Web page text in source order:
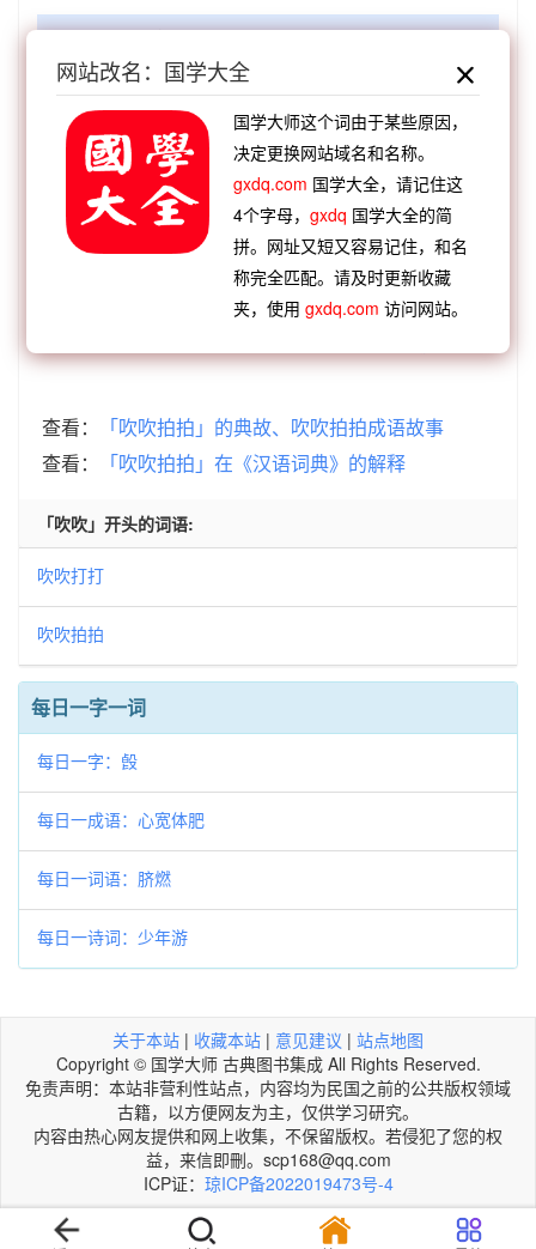
吹吹拍拍 成语接龙
【顺接】：拍案叫绝 拍案叫絶 拍手称快
拍案称
拍案而起 拍洪崖肩 拍手打掌
拍掌为定
【顺接】： 应节合拍 吹吹拍拍 三言二拍
一手独
劈劈拍拍
【逆接】：
桓伊独吹 横汾歌吹 大鼓大吹
南郭之
横汾鼓吹 诗肠鼓吹
齐竽混吹
吹箫伍员 吹竽混真
吹箫引
查看：
「吹吹拍拍」的典故、吹吹拍拍成语故事
查看：
「吹吹拍拍」在《汉语词典》的解释
「吹吹」开头的词语:
吹吹打打
吹吹拍拍
每日一字一词
每日一字：㲃
每日一成语：心宽体肥
每日一词语：脐燃
每日一诗词：少年游
关于本站 | 收藏本站 | 意见建议 | 站点地图
Copyright © 国学大师 古典图书集成 All Rights Reserved.
免责声明：本站非营利性站点，内容均为民国之前的公共版权领域
古籍，以方便网友为主，仅供学习研究。
内容由热心网友提供和网上收集，不保留版权。若侵犯了您的权
益，来信即刪。scp168@qq.com
ICP证： 琼ICP备2022019473号-4
网站改名：国学大全
国学大师这个词由于某些原因，
决定更换网站域名和名称。
gxdq.com 国学大全，请记住这
4个字母，gxdq 国学大全的简
拼。网址又短又容易记住，和名
称完全匹配。请及时更新收藏
夹，使用gxdq.com 访问网站。